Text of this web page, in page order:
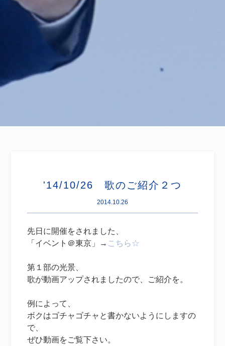
'14/10/26 歌のご紹介２つ
2014.10.26
先日に開催をされました、
「イベント＠東京」→ こちら☆
第１部の光景、
歌が動画アップされましたので、ご紹介を。
例によって、
ボクはゴチャゴチャと書かないようにしますの
で、
ぜひ動画をご覧下さい。